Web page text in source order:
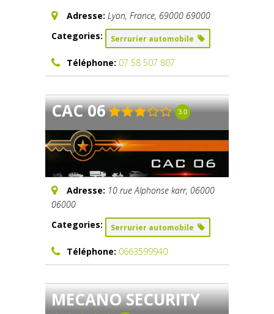
Adresse: Lyon, France, 69000 69000
Categories:
Serrurier automobile
Téléphone: 07 58 507 807
CAC 06 3.0
Adresse: 10 rue Alphonse karr, 06000
06000
Categories:
Serrurier automobile
Téléphone: 0663599940
MECANO SECURITY